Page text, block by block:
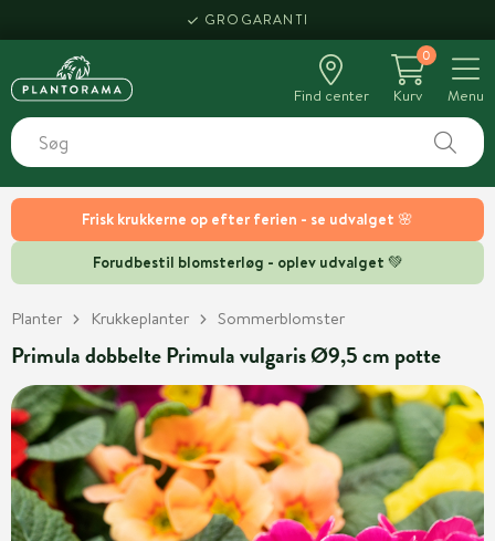
Frisk krukkerne op efter ferien - se udvalget 🌸
Forudbestil blomsterløg - oplev udvalget 💚
GROGARANTI
Find center
0
Kurv
Menu
Planter Krukkeplanter Sommerblomster
Primula dobbelte Primula vulgaris Ø9,5 cm potte